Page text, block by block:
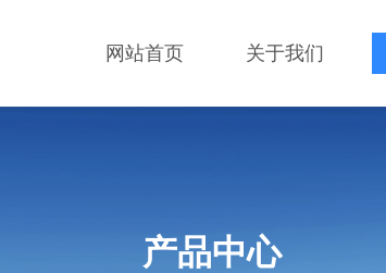
网站首页 关于我们
产品中心